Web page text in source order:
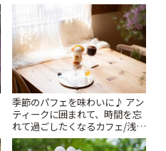
季節のパフェを味わいに♪ アン
ティークに囲まれて、時間を忘
れて過ごしたくなるカフェ/浅草
「annorum cafe」 | ことりっぷ